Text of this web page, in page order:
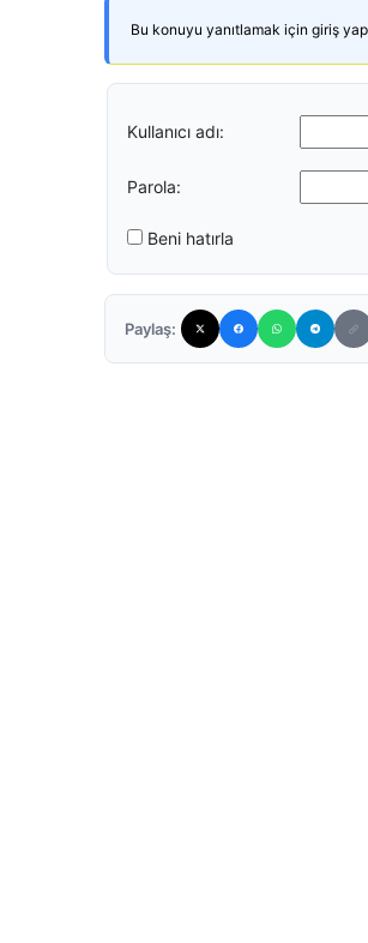
Bu konuyu yanıtlamak için giriş
Kullanıcı adı:
Parola:
Beni hatırla
Paylaş: